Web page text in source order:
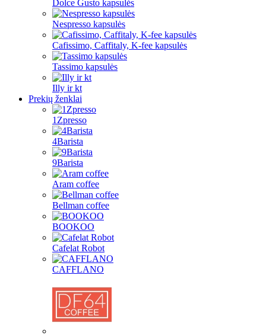
Dolce Gusto kapsulės
Nespresso kapsulės
Cafissimo, Caffitaly, K-fee kapsulės
Tassimo kapsulės
Illy ir kt
Prekių ženklai
1Zpresso
4Barista
9Barista
Aram coffee
Bellman coffee
BOOKOO
Cafelat Robot
CAFFLANO